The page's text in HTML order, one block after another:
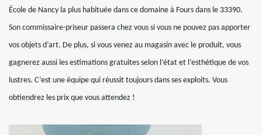
École de Nancy la plus habituée dans ce domaine à Fours dans le 33390.
Son commissaire-priseur passera chez vous si vous ne pouvez pas apporter
vos objets d’art. De plus, si vous venez au magasin avec le produit, vous
gagnerez aussi les estimations gratuites selon l’état et l’esthétique de vos
lustres. C’est une équipe qui réussit toujours dans ses exploits. Vous
obtiendrez les prix que vous attendez !